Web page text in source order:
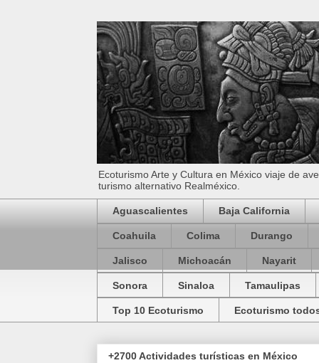
Ecoturismo Arte y Cultura en México viaje de
turismo alternativo Realméxico.
Aguascalientes Baja California
Coahuila Colima Durango
Jalisco Michoacán Nayarit
Sonora Sinaloa Tamaulipas
Top 10 Ecoturismo Ecoturismo
+2700 Actividades turísticas en México